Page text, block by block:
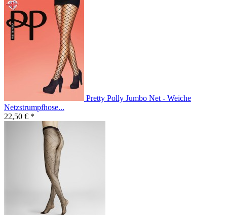
Pretty Polly Jumbo Net - Weiche
Netzstrumpfhose...
22,50 € *